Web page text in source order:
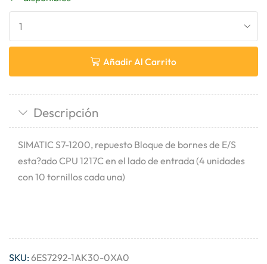
Añadir Al Carrito
Descripción
SIMATIC S7-1200, repuesto Bloque de bornes de E/S
esta?ado CPU 1217C en el lado de entrada (4 unidades
con 10 tornillos cada una)
SKU:6ES7292-1AK30-0XA0